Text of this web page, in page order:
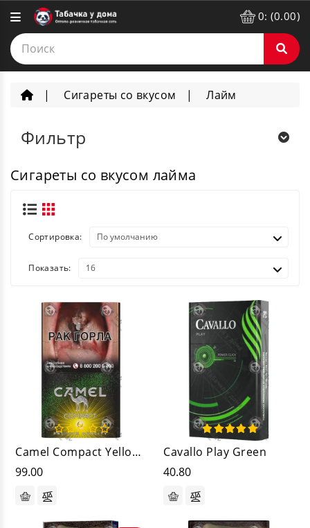
0: (0.00)
Сигареты со вкусом Лайм
Фильтр
Сигареты со вкусом лайма
Сортировка:
Показать:
Camel Compact Yellow Crush
99.00
Cavallo Play Green
40.80